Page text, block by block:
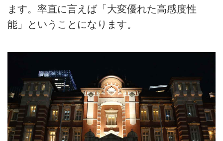
ます。率直に言えば「大変優れた高感度性
能」ということになります。